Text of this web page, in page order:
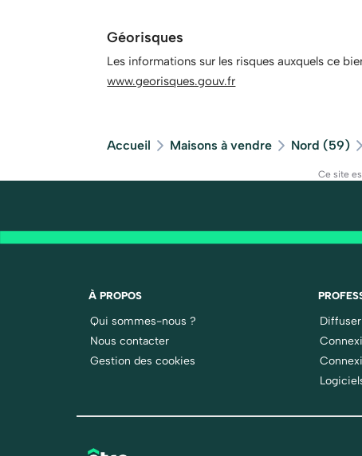
Géorisques
Les informations sur les risques auxquels ce
www.georisques.gouv.fr
Accueil Maisons à vendre Nord (59)
Ce site
À PROPOS
Qui sommes-nous ?
Nous contacter
Gestion des cookies